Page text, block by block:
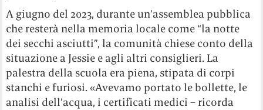
A giugno del 2023, durante un’assemblea pubblica
che resterà nella memoria locale come “la notte
dei secchi asciutti”, la comunità chiese conto della
situazione a Jessie e agli altri consiglieri. La
palestra della scuola era piena, stipata di corpi
stanchi e furiosi. «Avevamo portato le bollette, le
analisi dell’acqua, i certificati medici – ricorda